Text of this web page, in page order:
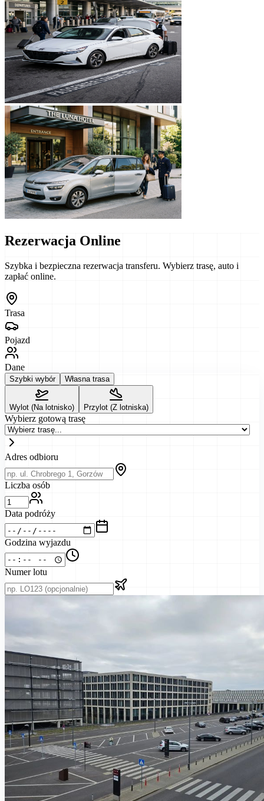
Rezerwacja Online
Szybka i bezpieczna rezerwacja transferu. Wybierz trasę, auto i
zapłać online.
Trasa
Pojazd
Dane
Szybki wybór Własna trasa
Wylot (Na lotnisko) Przylot (Z lotniska)
Wybierz gotową trasę
Adres odbioru
Liczba osób
Data podróży
Godzina wyjazdu
Numer lotu